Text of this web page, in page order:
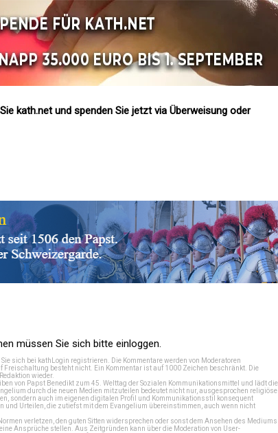
kath.net und spenden Sie jetzt via Überweisung oder
müssen Sie sich bitte einloggen.
sich bei kathLogin registrieren . Die Kommentare werden von Moderatoren
besteht nicht. Ein Kommentar ist auf 1000 Zeichen beschränkt. Die
wieder.
von Papst Benedikt zum 45. Welttag der Sozialen Kommunikationsmittel und lädt die
durch die neuen Medien mitzuteilen bedeutet nicht nur, ausgesprochen religiöse
sondern auch im eigenen digitalen Profil und Kommunikationsstil konsequent
Urteilen, die zutiefst mit dem Evangelium übereinstimmen, auch wenn nicht
verletzen, den guten Sitten widersprechen oder sonst dem Ansehen des Mediums
Ansprüche stellen. Aus Zeitgründen kann über die Moderation von User-